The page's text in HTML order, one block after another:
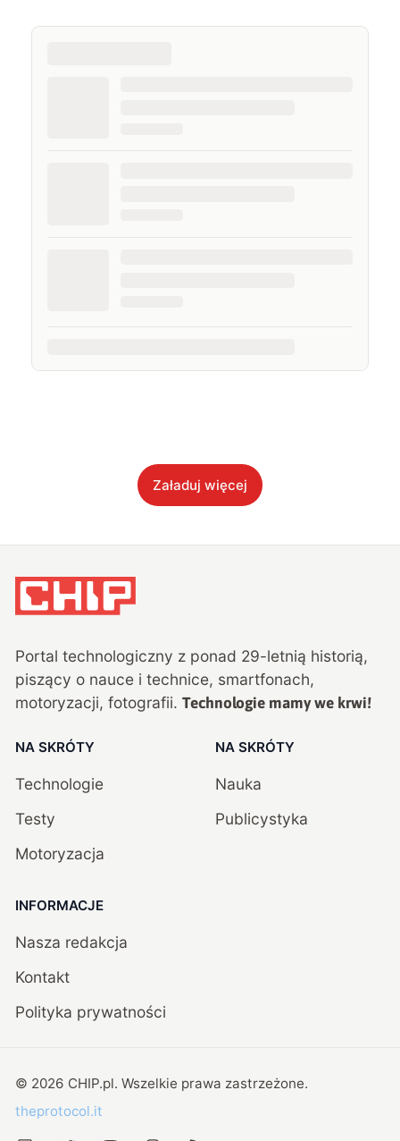
Załaduj więcej
Portal technologiczny z ponad 29-letnią historią,
piszący o nauce i technice, smartfonach,
motoryzacji, fotografii. Technologie mamy we krwi!
NA SKRÓTY
Technologie
Testy
Motoryzacja
NA SKRÓTY
Nauka
Publicystyka
INFORMACJE
Nasza redakcja
Kontakt
Polityka prywatności
© 2026 CHIP.pl. Wszelkie prawa zastrzeżone.
theprotocol.it